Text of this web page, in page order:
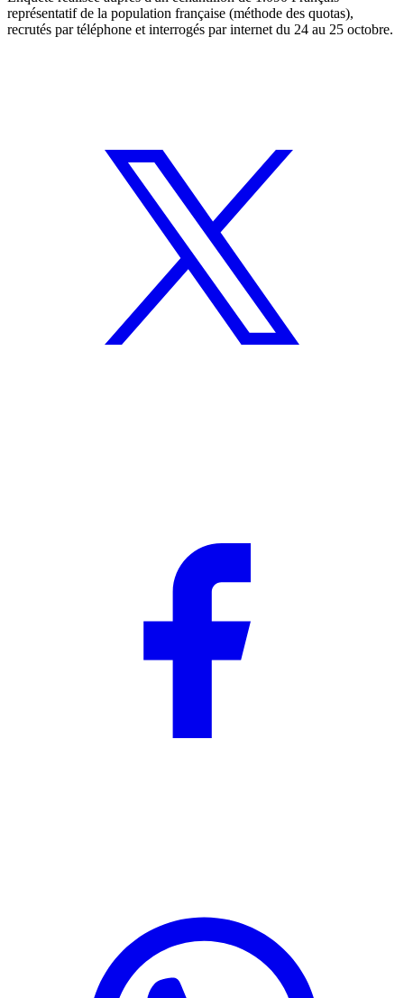
représentatif de la population française (méthode des quotas),
recrutés par téléphone et interrogés par internet du 24 au 25 octobre.